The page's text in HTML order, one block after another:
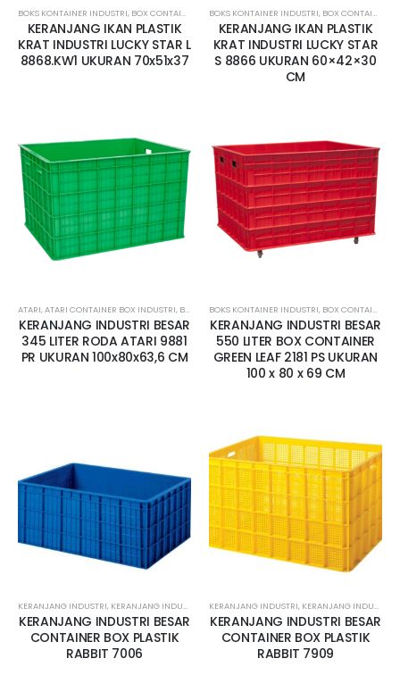
BOKS KONTAINER INDUSTRI, BOX CONTAINER BESAR ,BOX CONTAINER LUBANG,BOX KONTAINER
KERANJANG IKAN PLASTIK
KRAT INDUSTRI LUCKY STAR L
8868.KW1 UKURAN 70x51x37
BOKS KONTAINER INDUSTRI, BOX CONTAINER LUBANG
KERANJANG IKAN PLASTIK
KRAT INDUSTRI LUCKY STAR
S 8866 UKURAN 60×42×30
CM
ATARI,ATARI CONTAINER BOX INDUSTRI, BOKS KONTAINER INDUSTRI ,BOX CONTAINER BESAR
KERANJANG INDUSTRI BESAR
345 LITER RODA ATARI 9881
PR UKURAN 100x80x63,6 CM
BOKS KONTAINER INDUSTRI, BOX CONTAINER BESAR
KERANJANG INDUSTRI BESAR
550 LITER BOX CONTAINER
GREEN LEAF 2181 PS UKURAN
100 x 80 x 69 CM
KERANJANG INDUSTRI, KERANJANG INDUSTRI BAUBAU BUTON ,KERANJANG INDUSTRI BESAR
KERANJANG INDUSTRI BESAR
CONTAINER BOX PLASTIK
RABBIT 7006
KERANJANG INDUSTRI, KERANJANG INDUSTRI BESAR
KERANJANG INDUSTRI BESAR
CONTAINER BOX PLASTIK
RABBIT 7909